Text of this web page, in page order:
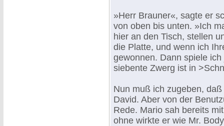
»Herr Brauner«, sagte er
von oben bis unten. »Ich
hier an den Tisch, stellen
die Platte, und wenn ich
gewonnen. Dann spiele
siebente Zwerg ist in
Nun muß ich zugeben,
David. Aber von der
Rede. Mario sah bereits
ohne wirkte er wie Mr.